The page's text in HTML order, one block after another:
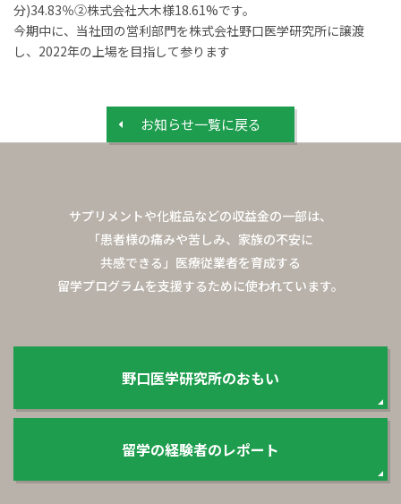
分)34.83％②株式会社大木様18.61%です。
今期中に、当社団の営利部門を株式会社野口医学研究所に譲渡
し、2022年の上場を目指して参ります
お知らせ⼀覧に戻る
サプリメントや化粧品などの収益金の一部は、
「患者様の痛みや苦しみ、家族の不安に
共感できる」 医療従業者を育成する
留学プログラムを支援するために使われています。
野口医学研究所のおもい
留学の経験者のレポート